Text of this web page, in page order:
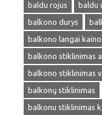
baldu rojus
baldu
balkono durys
balkono langai
balkono stiklinimas
balkono stiklinimas
balkonų stiklinimas
balkonu stiklinimas